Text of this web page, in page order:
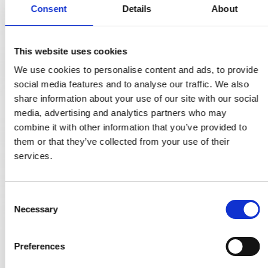
Consent Details About
This website uses cookies
We use cookies to personalise content and ads, to provide
social media features and to analyse our traffic. We also
share information about your use of our site with our social
media, advertising and analytics partners who may
combine it with other information that you’ve provided to
them or that they’ve collected from your use of their
services.
Necessary
Preferences
DND Türgriff - Datenschutzsperre - Satin Chrom - Alfonso Femia